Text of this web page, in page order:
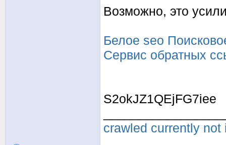
Возможно, это
Белое seo
Сервис обратных
S2okJZ1QEjFG7iee
crawled currently not